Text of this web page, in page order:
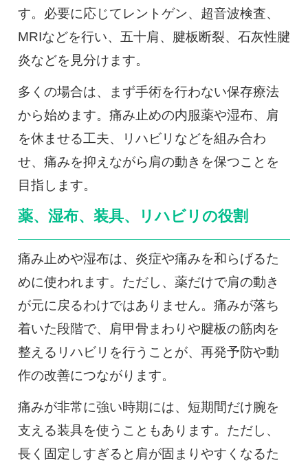
す。必要に応じてレントゲン、超音波検査、
MRIなどを行い、五十肩、腱板断裂、石灰性腱
炎などを見分けます。
多くの場合は、まず手術を行わない保存療法
から始めます。痛み止めの内服薬や湿布、肩
を休ませる工夫、リハビリなどを組み合わ
せ、痛みを抑えながら肩の動きを保つことを
目指します。
薬、湿布、装具、リハビリの役割
痛み止めや湿布は、炎症や痛みを和らげるた
めに使われます。ただし、薬だけで肩の動き
が元に戻るわけではありません。痛みが落ち
着いた段階で、肩甲骨まわりや腱板の筋肉を
整えるリハビリを行うことが、再発予防や動
作の改善につながります。
痛みが非常に強い時期には、短期間だけ腕を
支える装具を使うこともあります。ただし、
長く固定しすぎると肩が固まりやすくなるた